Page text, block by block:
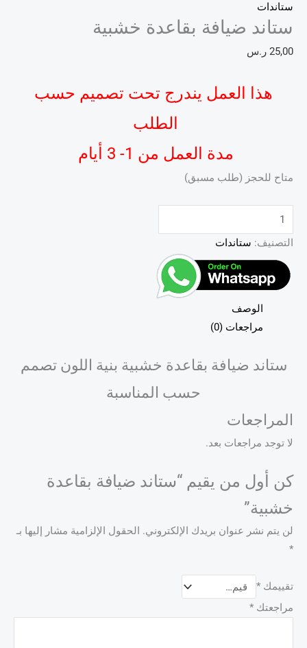
ستاندات
ستاند ضيافة بقاعدة خشبية
25,00 ر.س
هذا العمل يندرج تحت تصميم حسب
الطلب
مدة العمل من 1- 3 أيام
متاح للحجز (طلب مسبق)
التصنيف: ستاندات
الوصف
مراجعات (0)
ستاند ضيافة بقاعدة خشبية بنية اللون تصمم
حسب المناسبة
المراجعات
لا توجد مراجعات بعد.
كن أول من يقيم “ستاند ضيافة بقاعدة
خشبية”
لن يتم نشر عنوان بريدك الإلكتروني. الحقول الإلزامية مشار إليها بـ
*
تقييمك *
مراجعتك *